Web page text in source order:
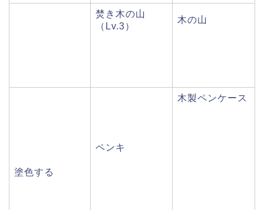
焚き木の山
（Lv.3）
木の山
塗色する
ペンキ
木製ペンケース